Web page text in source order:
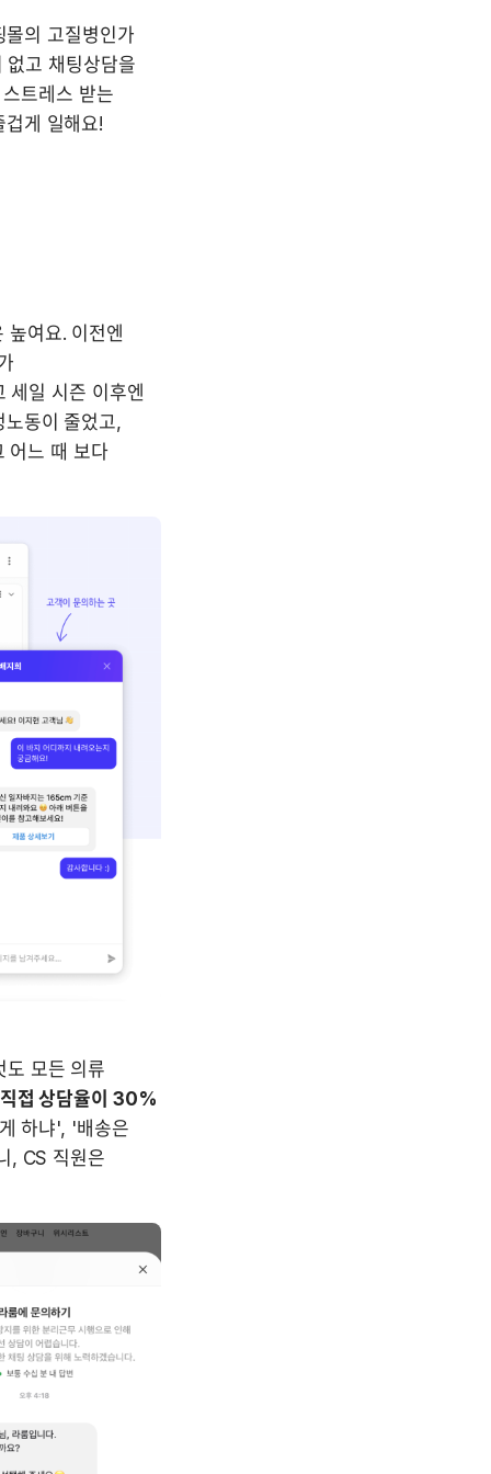
의 고질병인가
없고 채팅상담을
트레스 받는
게 일해요!
높여요. 이전엔
세일 시즌 이후엔
동이 줄었고,
어느 때 보다
도 모든 의류
접 상담율이 30%
하냐', '배송은
, CS 직원은